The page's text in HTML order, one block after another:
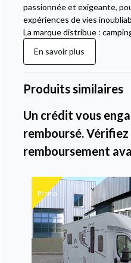
passionnée et exigeante,
expériences de vies
La marque distribue :
En savoir plus
Produits similaires
Un crédit vous
remboursé.
remboursement
Promo